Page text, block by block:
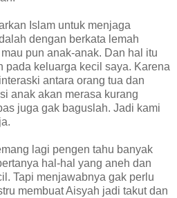
Islam untuk menjaga
dengan berkata lemah
pun anak-anak. Dan hal itu
pada keluarga kecil saya. Karena
antara orang tua dan
anak akan merasa kurang
juga gak baguslah. Jadi kami
lagi pengen tahu banyak
hal-hal yang aneh dan
Tapi menjawabnya gak perlu
membuat Aisyah jadi takut dan